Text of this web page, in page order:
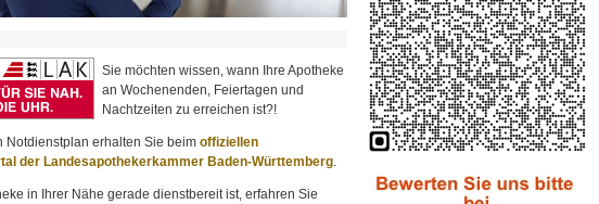
Sie möchten wissen, wann Ihre Apotheke
an Wochenenden, Feiertagen und
Nachtzeiten zu erreichen ist?!
Notdienstplan erhalten Sie beim offiziellen
der Landesapothekerkammer Baden-Württemberg
in Ihrer Nähe gerade dienstbereit ist, erfahren Sie